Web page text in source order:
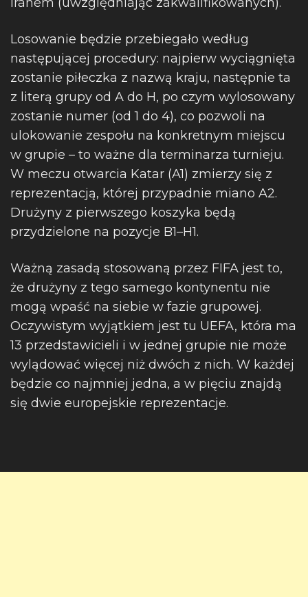
Losowanie będzie przebiegało według
następującej procedury: najpierw wyciągnięta
zostanie piłeczka z nazwą kraju, następnie ta
z literą grupy od A do H, po czym wylosowany
zostanie numer (od 1 do 4), co pozwoli na
ulokowanie zespołu na konkretnym miejscu
w grupie – to ważne dla terminarza turnieju.
W meczu otwarcia Katar (A1) zmierzy się z
reprezentacją, której przypadnie miano A2.
Drużyny z pierwszego koszyka będą
przydzielone na pozycje B1–H1.
Ważną zasadą stosowaną przez FIFA jest to,
że drużyny z tego samego kontynentu nie
mogą wpaść na siebie w fazie grupowej.
Oczywistym wyjątkiem jest tu UEFA, która ma
13 przedstawicieli i w jednej grupie nie może
wylądować więcej niż dwóch z nich. W każdej
będzie co najmniej jedna, a w pięciu znajdą
się dwie europejskie reprezentacje.